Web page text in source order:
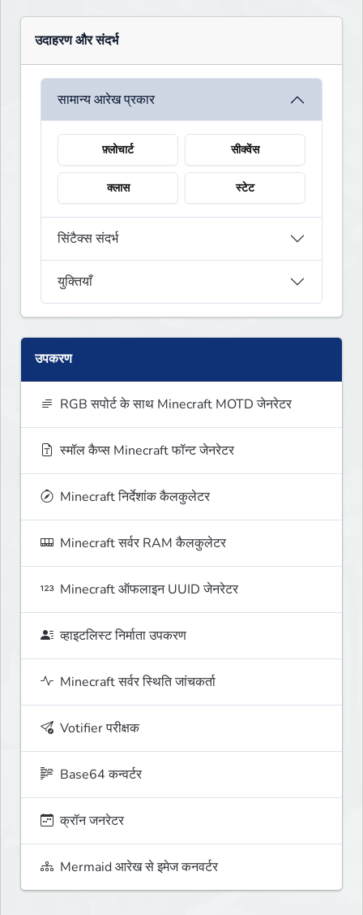
उदाहरण और संदर्भ
सामान्य आरेख प्रकार
फ़्लोचार्ट सीक्वेंस
क्लास स्टेट
सिंटैक्स संदर्भ
युक्तियाँ
उपकरण
RGB सपोर्ट के साथ Minecraft MOTD जेनरेटर
स्मॉल कैप्स Minecraft फॉन्ट जेनरेटर
Minecraft निर्देशांक कैलकुलेटर
Minecraft सर्वर RAM कैलकुलेटर
Minecraft ऑफलाइन UUID जेनरेटर
व्हाइटलिस्ट निर्माता उपकरण
Minecraft सर्वर स्थिति जांचकर्ता
Votifier परीक्षक
Base64 कन्वर्टर
क्रॉन जनरेटर
Mermaid आरेख से इमेज कनवर्टर